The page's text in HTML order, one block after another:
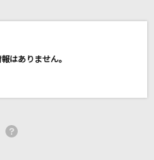
演ピアノ 美野 春
ンキングなど
をチェック！